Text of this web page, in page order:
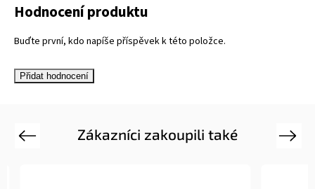
Hodnocení produktu
Buďte první, kdo napíše příspěvek k této položce.
Přidat hodnocení
Zákazníci zakoupili také
Previous Next